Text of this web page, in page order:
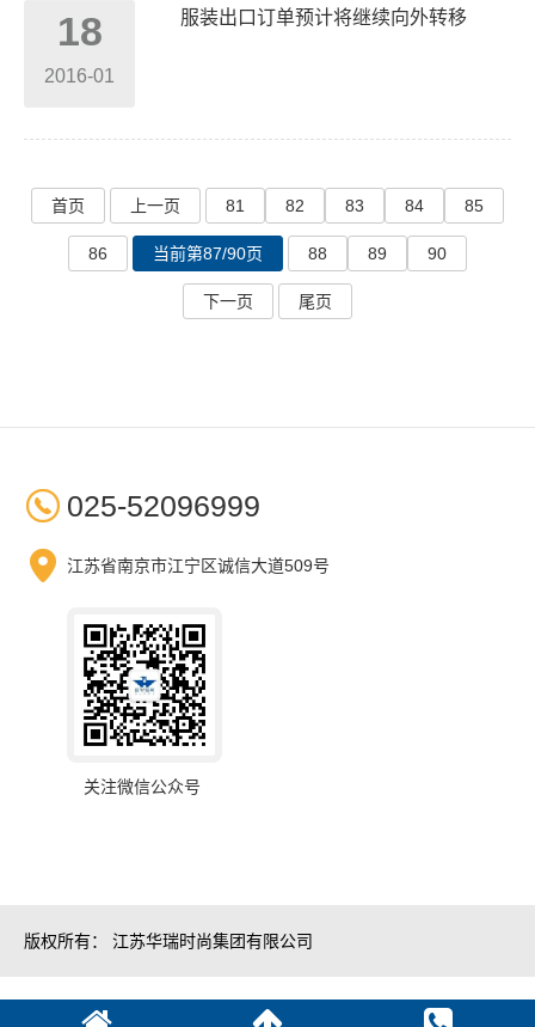
18
2016-01
服装出口订单预计将继续向外转移
首页 上一页 81 82 83 84 85
86 当前第87/90页 88 89 90
下一页 尾页
 025-52096999
 江苏省南京市江宁区诚信大道509号
关注微信公众号
版权所有： 江苏华瑞时尚集团有限公司
苏ICP备05004037号-16